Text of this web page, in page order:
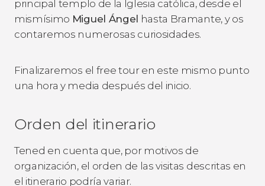
principal templo de la Iglesia católica, desde el
mismísimo Miguel Ángel hasta Bramante, y os
contaremos numerosas curiosidades.
Finalizaremos el free tour en este mismo punto
una hora y media después del inicio.
Orden del itinerario
Tened en cuenta que, por motivos de
organización, el orden de las visitas descritas en
el itinerario podría variar.